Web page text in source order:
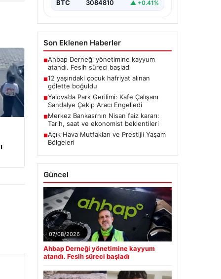
BTC 3084810 ▲ +0.41%
Son Eklenen Haberler
■Ahbap Derneği yönetimine kayyum
atandı. Fesih süreci başladı
■12 yaşındaki çocuk hafriyat alınan
gölette boğuldu
■Yalova’da Park Gerilimi: Kafe Çalışanı
Sandalye Çekip Aracı Engelledi
■Merkez Bankası’nın Nisan faiz kararı:
Tarih, saat ve ekonomist beklentileri
■Açık Hava Mutfakları ve Prestijli Yaşam
Bölgeleri
Güncel
07/08/2026
Ahbap Derneği yönetimine kayyum
atandı. Fesih süreci başladı